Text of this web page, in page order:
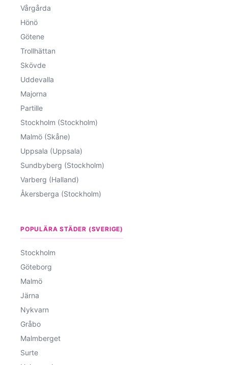
Vårgårda
Hönö
Götene
Trollhättan
Skövde
Uddevalla
Majorna
Partille
Stockholm (Stockholm)
Malmö (Skåne)
Uppsala (Uppsala)
Sundbyberg (Stockholm)
Varberg (Halland)
Åkersberga (Stockholm)
POPULÄRA STÄDER (SVERIGE)
Stockholm
Göteborg
Malmö
Järna
Nykvarn
Gråbo
Malmberget
Surte